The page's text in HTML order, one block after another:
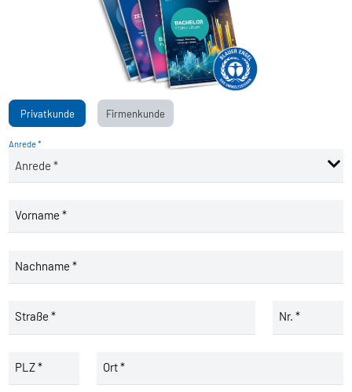
Privatkunde Firmenkunde
Anrede *
Vorname *
Nachname *
Straße * Nr. *
PLZ * Ort *